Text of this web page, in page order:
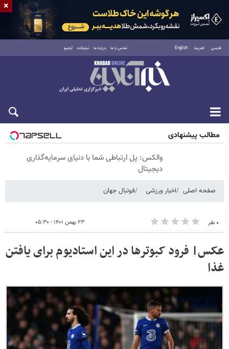
فارسی العربية English تماس با ما درباره ما تبلیغات آرشیو
شنبه ۱۷ مرداد ۱۴۰۵
مطالب پیشنهادی
والکس: پل ارتباطی شما با دنیای سرمایه‌گذاری
دیجیتال
صفحه اصلی اخبار ورزشی فوتبال جهان
۰ نفر ۲۳ بهمن ۱۴۰۱ - ۰۵:۳۰
عکس| فرود کبوترها در این استادیوم برای یافتن
غذا
×